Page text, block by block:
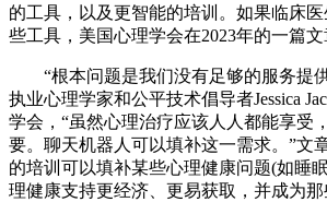
的工具，以及更智能的培训。如果临床
些工具，美国心理学会在2023年的一篇文
“根本问题是我们没有足够的服务提
执业心理学家和公平技术倡导者Jessica
学会，“虽然心理治疗应该人人都能享受
要。聊天机器人可以填补这一需求。”文
的培训可以填补某些心理健康问题(如睡
理健康支持更经济、更易获取，并成为